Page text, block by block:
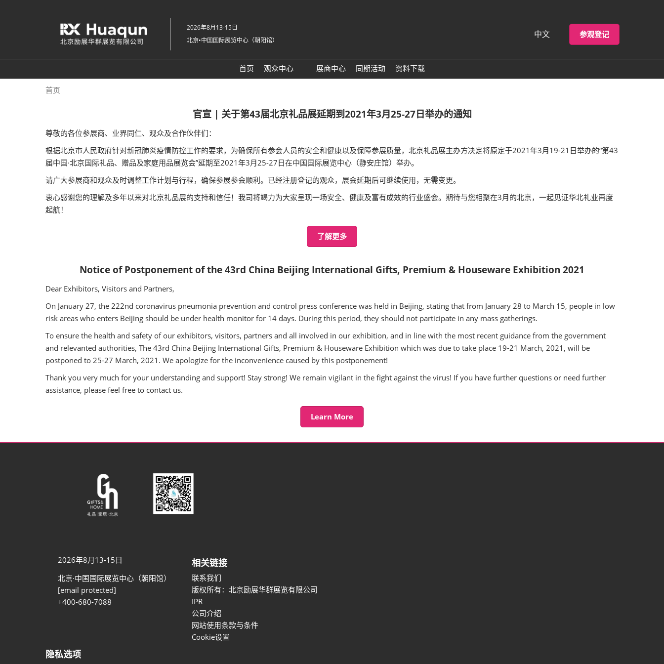
容
2026年8月13-15日
北京•中国国际展览中心（朝阳馆）
中文
参观登记
首页
观众中心
展商中心 同期活动 资料下载
首页
官宣 | 关于第43届北京礼品展延期到2021年3月25-27日举办的通知
尊敬的各位参展商、业界同仁、观众及合作伙伴们：
根据北京市人民政府针对新冠肺炎疫情防控工作的要求，为确保所有参会人员的安全和健康以及保障参展质量，北京礼品展主办方决定将原定于2021年3月19-21日举办的“第43
届中国·北京国际礼品、赠品及家庭用品展览会”延期至2021年3月25-27日在中国国际展览中心（静安庄馆）举办。
请广大参展商和观众及时调整工作计划与行程，确保参展参会顺利。已经注册登记的观众，展会延期后可继续使用，无需变更。
衷心感谢您的理解及多年以来对北京礼品展的支持和信任！我司将竭力为大家呈现一场安全、健康及富有成效的行业盛会。期待与您相聚在3月的北京，一起见证华北礼业再度
起航！
了解更多
Notice of Postponement of the 43rd China Beijing International Gifts, Premium & Houseware Exhibition 2021
Dear Exhibitors, Visitors and Partners,
On January 27, the 222nd coronavirus pneumonia prevention and control press conference was held in Beijing, stating that from January 28 to March 15, people in low
risk areas who enters Beijing should be under health monitor for 14 days. During this period, they should not participate in any mass gatherings.
To ensure the health and safety of our exhibitors, visitors, partners and all involved in our exhibition, and in line with the most recent guidance from the government
and relevanted authorities, The 43rd China Beijing International Gifts, Premium & Houseware Exhibition which was due to take place 19-21 March, 2021, will be
postponed to 25-27 March, 2021. We apologize for the inconvenience caused by this postponement!
Thank you very much for your understanding and support! Stay strong! We remain vigilant in the fight against the virus! If you have further questions or need further
assistance, please feel free to contact us.
Learn More
2026年8月13-15日
北京·中国国际展览中心（朝阳馆）
[email protected]
+400-680-7088
相关链接
联系我们
版权所有：北京励展华群展览有限公司
IPR
公司介绍
网站使用条款与条件
Cookie设置
隐私选项